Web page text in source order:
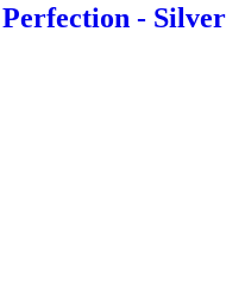
- Silver